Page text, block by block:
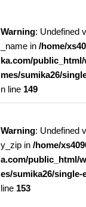
Warning: Undefined
_name in /home/
ka.com/
mes/sumika26/
n line 149
Warning: Undefined
y_zip in /home/
a.com/public_html/
es/sumika26/single-
line 153